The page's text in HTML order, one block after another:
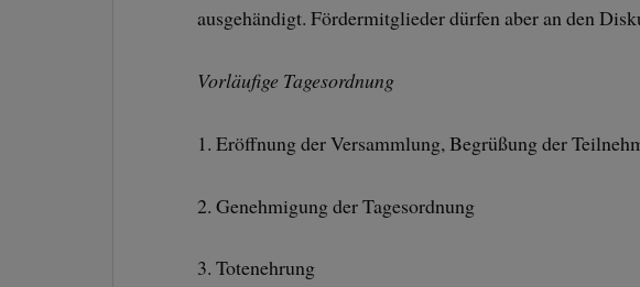
ausgehändigt. Fördermitglieder dürfen aber an den
Vorläufige Tagesordnung
1. Eröffnung der Versammlung, Begrüßung der
2. Genehmigung der Tagesordnung
3. Totenehrung